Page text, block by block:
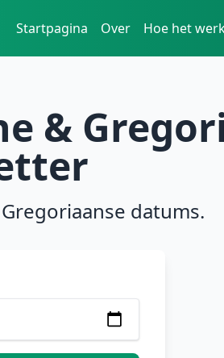
Startpagina Over Hoe het
&
datums.